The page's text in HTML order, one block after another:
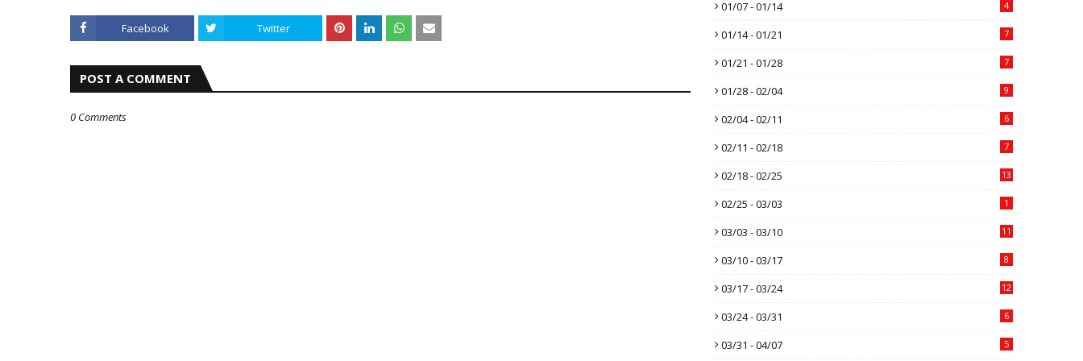
Facebook Twitter
POST A COMMENT
0 Comments
01/07 - 01/14 4
01/14 - 01/21 7
01/21 - 01/28 7
01/28 - 02/04 9
02/04 - 02/11 6
02/11 - 02/18 7
02/18 - 02/25 13
02/25 - 03/03 1
03/03 - 03/10 11
03/10 - 03/17 8
03/17 - 03/24 12
03/24 - 03/31 6
03/31 - 04/07 5